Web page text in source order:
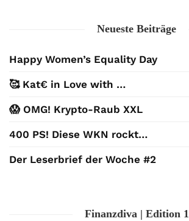
Neueste Beiträge
Happy Women’s Equality Day
🥰 Kat€ in Love with …
😱 OMG! Krypto-Raub XXL
400 PS! Diese WKN rockt…
Der Leserbrief der Woche #2
Finanzdiva | Edition 1